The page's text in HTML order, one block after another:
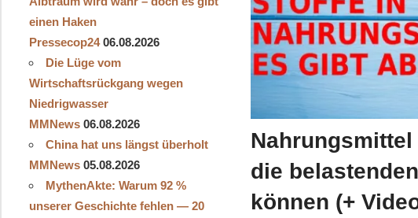
Nahrungsmittel
die
können (+
einen Haken
Pressecop24 06.08.2026
Die Lüge vom
Wirtschaftsrückgang wegen
Niedrigwasser
MMNews 06.08.2026
China hat uns längst überholt
MMNews 05.08.2026
MythenAkte: Warum 92 %
unserer Geschichte fehlen — 20